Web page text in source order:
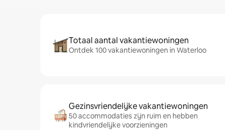
Totaal aantal vakantiewoningen
Ontdek 100 vakantiewoningen in Waterloo
Gezinsvriendelijke vakantiewoningen
50 accommodaties zijn ruim en hebben
kindvriendelijke voorzieningen